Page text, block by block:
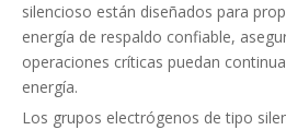
silencioso están diseñados para
energía de respaldo confiable,
operaciones críticas puedan
energía.
Los grupos electrógenos de tipo